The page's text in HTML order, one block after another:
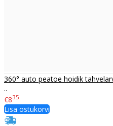
360° auto peatoe hoidik
..
€835
Lisa ostukorvi